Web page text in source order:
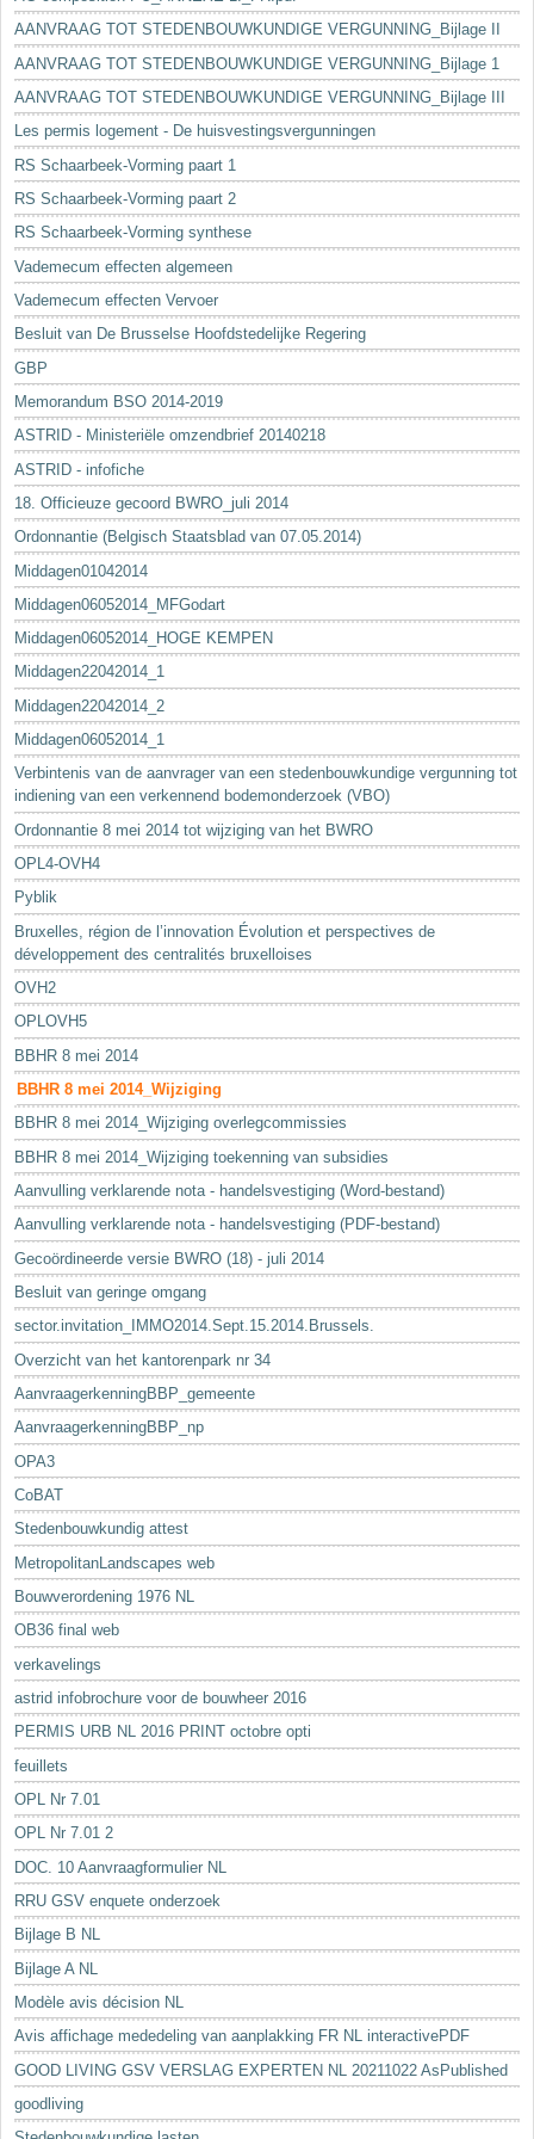
AANVRAAG TOT STEDENBOUWKUNDIGE VERGUNNING_Bijlage II
AANVRAAG TOT STEDENBOUWKUNDIGE VERGUNNING_Bijlage 1
AANVRAAG TOT STEDENBOUWKUNDIGE VERGUNNING_Bijlage III
Les permis logement - De huisvestingsvergunningen
RS Schaarbeek-Vorming paart 1
RS Schaarbeek-Vorming paart 2
RS Schaarbeek-Vorming synthese
Vademecum effecten algemeen
Vademecum effecten Vervoer
Besluit van De Brusselse Hoofdstedelijke Regering
GBP
Memorandum BSO 2014-2019
ASTRID - Ministeriële omzendbrief 20140218
ASTRID - infofiche
18. Officieuze gecoord BWRO_juli 2014
Ordonnantie (Belgisch Staatsblad van 07.05.2014)
Middagen01042014
Middagen06052014_MFGodart
Middagen06052014_HOGE KEMPEN
Middagen22042014_1
Middagen22042014_2
Middagen06052014_1
Verbintenis van de aanvrager van een stedenbouwkundige vergunning tot
indiening van een verkennend bodemonderzoek (VBO)
Ordonnantie 8 mei 2014 tot wijziging van het BWRO
OPL4-OVH4
Pyblik
Bruxelles, région de l’innovation Évolution et perspectives de
développement des centralités bruxelloises
OVH2
OPLOVH5
BBHR 8 mei 2014
BBHR 8 mei 2014_Wijziging
BBHR 8 mei 2014_Wijziging overlegcommissies
BBHR 8 mei 2014_Wijziging toekenning van subsidies
Aanvulling verklarende nota - handelsvestiging (Word-bestand)
Aanvulling verklarende nota - handelsvestiging (PDF-bestand)
Gecoördineerde versie BWRO (18) - juli 2014
Besluit van geringe omgang
sector.invitation_IMMO2014.Sept.15.2014.Brussels.
Overzicht van het kantorenpark nr 34
AanvraagerkenningBBP_gemeente
AanvraagerkenningBBP_np
OPA3
CoBAT
Stedenbouwkundig attest
MetropolitanLandscapes web
Bouwverordening 1976 NL
OB36 final web
verkavelings
astrid infobrochure voor de bouwheer 2016
PERMIS URB NL 2016 PRINT octobre opti
feuillets
OPL Nr 7.01
OPL Nr 7.01 2
DOC. 10 Aanvraagformulier NL
RRU GSV enquete onderzoek
Bijlage B NL
Bijlage A NL
Modèle avis décision NL
Avis affichage mededeling van aanplakking FR NL interactivePDF
GOOD LIVING GSV VERSLAG EXPERTEN NL 20211022 AsPublished
goodliving